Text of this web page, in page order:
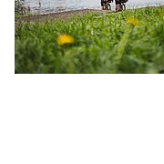
Gleichberechtigung,
Integration
Mobilität &
Klimawandel,
Steigerung